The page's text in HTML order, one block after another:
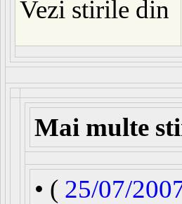
Vezi stirile din
Mai multe
• ( 25/07/